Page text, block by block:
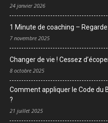
24 janvier 2026
1 Minute de coaching –
7 novembre 2025
Changer de vie ! Cessez
8 octobre 2025
Comment appliquer le Code du
?
21 juillet 2025